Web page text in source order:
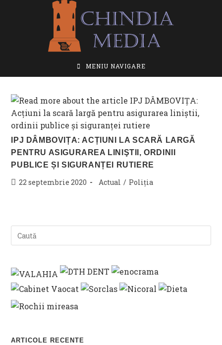
MENIU NAVIGARE
IPJ DÂMBOVIȚA: ACȚIUNI LA SCARĂ LARGĂ
PENTRU ASIGURAREA LINIŞTII, ORDINII
PUBLICE ȘI SIGURANȚEI RUTIERE
Post22 septembrie 2020
Post
Actual / Poliția
ARTICOLE RECENTE